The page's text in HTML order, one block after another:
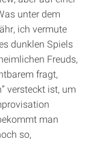
unter dem
ich vermute
dunklen Spiels
Freuds,
fragt,
versteckt ist, um
man
so,